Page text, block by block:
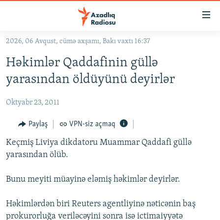
Əsas
qayıt
Əsas
naviqasiyaya
qayıt
KORRUPSIOMETR
#ƏSLINDƏ
FƏRQƏ BAX
QANUNI DOĞRU
ARAŞDIRMA
MULTIMEDIA
FOTOQALEREYA
OXU ZALI
HAQQIMIZDA
2026, 06 Avqust, cümə axşamı, Bakı vaxtı 16:37
Həkimlər Qaddafinin güllə
yarasından öldüyünü deyirlər
Oktyabr 23, 2011
Paylaş VPN-siz açmaq
Keçmiş Liviya dikdatoru Muammar Qaddafi güllə
yarasından ölüb.
Bunu meyiti müayinə eləmiş həkimlər deyirlər.
Həkimlərdən biri Reuters agentliyinə nəticənin baş
prokurorluğa veriləcəyini sonra isə ictimaiyyətə